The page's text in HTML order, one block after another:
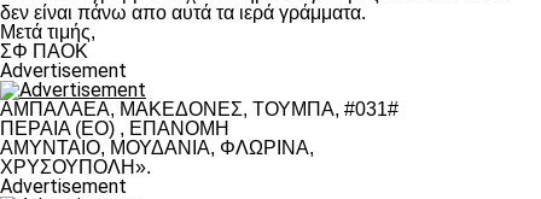
δεν είναι πάνω απο αυτά τα ιερά γράμματα.
Μετά τιμής,
ΣΦ ΠΑΟΚ
Advertisement
ΑΜΠΑΛΑΕΑ, ΜΑΚΕΔΟΝΕΣ, ΤΟΥΜΠΑ, #031#
ΠΕΡΑΙΑ (ΕΟ) , ΕΠΑΝΟΜΗ
ΑΜΥΝΤΑΙΟ, ΜΟΥΔΑΝΙΑ, ΦΛΩΡΙΝΑ,
ΧΡΥΣΟΥΠΟΛΗ».
Advertisement